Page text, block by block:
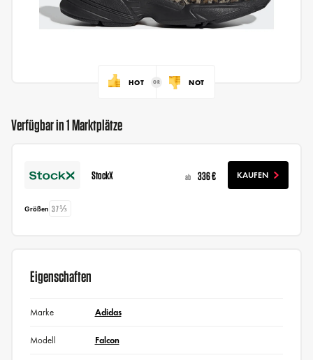
HOT NOT
Verfügbar in 1 Marktplätze
StockX ab 336 € KAUFEN
Größen 37⅓
Eigenschaften
Marke Adidas
Modell Falcon